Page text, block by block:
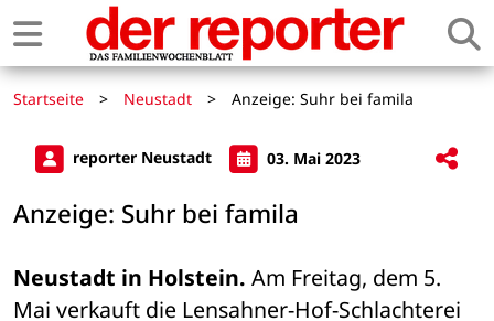
Startseite > Neustadt > Anzeige: Suhr bei famila
reporter Neustadt 03. Mai 2023
Anzeige: Suhr bei famila
Neustadt in Holstein. Am Freitag, dem 5.
Mai verkauft die Lensahner-Hof-Schlachterei